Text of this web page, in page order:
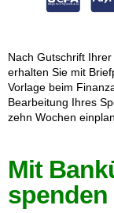
Nach Gutschrift
erhalten Sie mit
Vorlage beim
Bearbeitung Ihres
zehn Wochen
Mit
spenden